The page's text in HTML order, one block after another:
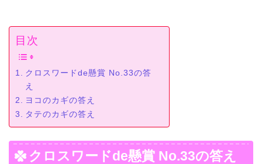
目次
クロスワードde懸賞 No.33の答
え
ヨコのカギの答え
タテのカギの答え
クロスワードde懸賞 No.33の答え